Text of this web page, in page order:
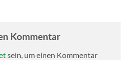
Kommentar
sein, um einen Kommentar